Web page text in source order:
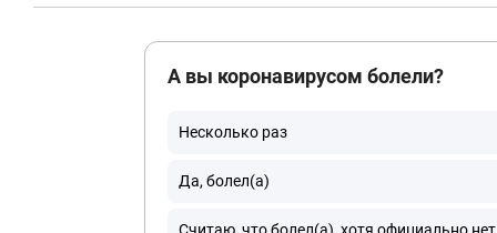
А вы коронавирусом болели?
Несколько раз
Да, болел(а)